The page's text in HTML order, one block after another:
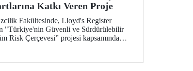
Katkı Veren Proje
Fakültesinde, Lloyd's Register
"Türkiye'nin Güvenli ve Sürdürülebilir
Risk Çerçevesi” projesi kapsamında